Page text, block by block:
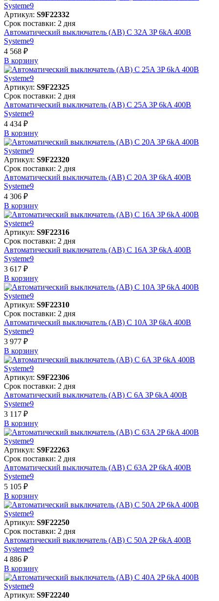
Артикул: S9F22332
Срок поставки: 2 дня
Автоматический выключатель (АВ) C 32A 3P 6kA 400В
Systeme9
4 568 ₽
В корзинy
Артикул: S9F22325
Срок поставки: 2 дня
Автоматический выключатель (АВ) C 25A 3P 6kA 400В
Systeme9
4 434 ₽
В корзинy
Артикул: S9F22320
Срок поставки: 2 дня
Автоматический выключатель (АВ) C 20A 3P 6kA 400В
Systeme9
4 306 ₽
В корзинy
Артикул: S9F22316
Срок поставки: 2 дня
Автоматический выключатель (АВ) C 16A 3P 6kA 400В
Systeme9
3 617 ₽
В корзинy
Артикул: S9F22310
Срок поставки: 2 дня
Автоматический выключатель (АВ) C 10A 3P 6kA 400В
Systeme9
3 977 ₽
В корзинy
Артикул: S9F22306
Срок поставки: 2 дня
Автоматический выключатель (АВ) C 6A 3P 6kA 400В
Systeme9
3 117 ₽
В корзинy
Артикул: S9F22263
Срок поставки: 2 дня
Автоматический выключатель (АВ) C 63A 2P 6kA 400В
Systeme9
5 105 ₽
В корзинy
Артикул: S9F22250
Срок поставки: 2 дня
Автоматический выключатель (АВ) C 50A 2P 6kA 400В
Systeme9
4 886 ₽
В корзинy
Артикул: S9F22240